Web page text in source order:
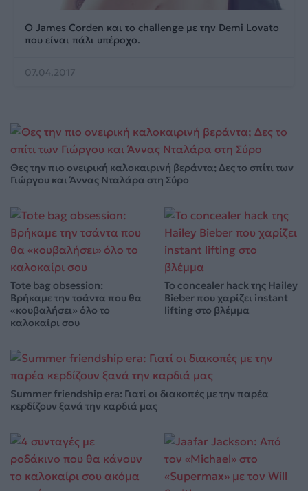
Ο James Corden και το challenge με την Demi Lovato
που είναι πάλι υπέροχο.
07.04.2017
Θες την πιο ονειρική καλοκαιρινή βεράντα; Δες το σπίτι των
Γιώργου και Άννας Νταλάρα στη Σύρο
Tote bag obsession:
Βρήκαμε την τσάντα που θα
«κουβαλήσει» όλο το
καλοκαίρι σου
Το concealer hack της Hailey
Bieber που χαρίζει instant
lifting στο βλέμμα
Summer friendship era: Γιατί οι διακοπές με την παρέα
κερδίζουν ξανά την καρδιά μας